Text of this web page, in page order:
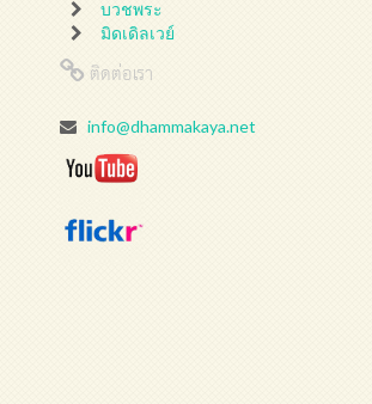
บวชพระ
มิดเดิลเวย์
ติดต่อเรา
info@dhammakaya.net